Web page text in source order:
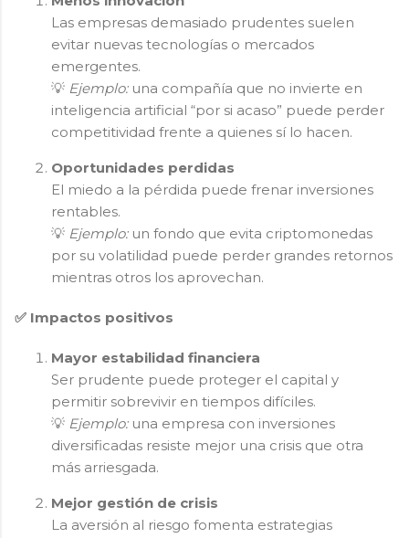
Las empresas demasiado prudentes suelen
evitar nuevas tecnologías o mercados
emergentes.
💡 Ejemplo:una compañía que no invierte en
inteligencia artificial “por si acaso” puede perder
competitividad frente a quienes sí lo hacen.
Oportunidades perdidas
El miedo a la pérdida puede frenar inversiones
rentables.
💡 Ejemplo:un fondo que evita criptomonedas
por su volatilidad puede perder grandes retornos
mientras otros los aprovechan.
✅ Impactos positivos
Mayor estabilidad financiera
Ser prudente puede proteger el capital y
permitir sobrevivir en tiempos difíciles.
💡 Ejemplo:una empresa con inversiones
diversificadas resiste mejor una crisis que otra
más arriesgada.
Mejor gestión de crisis
La aversión al riesgo fomenta estrategias